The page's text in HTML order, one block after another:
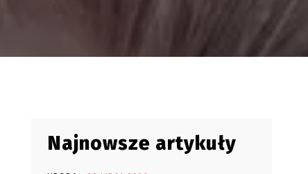
Najnowsze artykuły